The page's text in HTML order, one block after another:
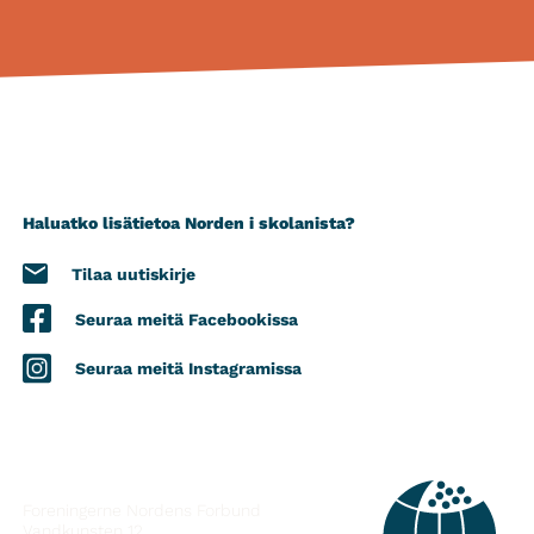
Haluatko lisätietoa Norden i skolanista?
Tilaa uutiskirje
Seuraa meitä Facebookissa
Seuraa meitä Instagramissa